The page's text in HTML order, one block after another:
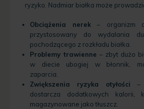
ryzyko. Nadmiar białka może
Obciążenia nerek – organizm
przystosowany do wydalania
pochodzącego z rozkładu białka.
Problemy trawienne – zbyt dużo
w diecie ubogiej w błonnik,
zaparcia.
Zwiększenia ryzyka otyłości –
dostarcza dodatkowych kalorii,
magazynowane jako tłuszcz.